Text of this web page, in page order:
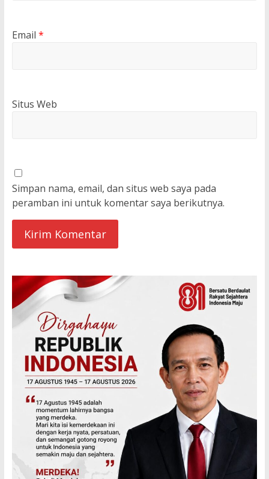
Email *
Situs Web
Simpan nama, email, dan situs web saya pada
peramban ini untuk komentar saya berikutnya.